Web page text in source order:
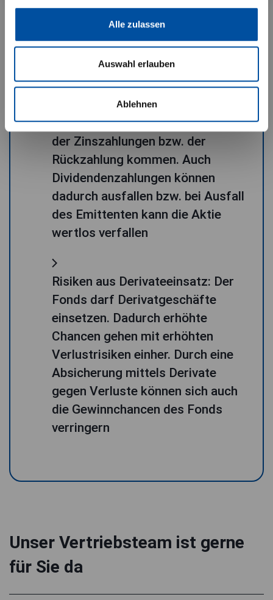
Alle zulassen
Auswahl erlauben
Ablehnen
Themen sind erhöhte
Kursschwankungen möglich
Emittentenrisiko: Aufgrund von
Bonitätsverschlechterungen eines
Emittenten kann es zu Ausfällen
der Zinszahlungen bzw. der
Rückzahlung kommen. Auch
Dividendenzahlungen können
dadurch ausfallen bzw. bei Ausfall
des Emittenten kann die Aktie
wertlos verfallen
Risiken aus Derivateeinsatz: Der
Fonds darf Derivatgeschäfte
einsetzen. Dadurch erhöhte
Chancen gehen mit erhöhten
Verlustrisiken einher. Durch eine
Absicherung mittels Derivate
gegen Verluste können sich auch
die Gewinnchancen des Fonds
verringern
Unser Vertriebsteam ist gerne
für Sie da